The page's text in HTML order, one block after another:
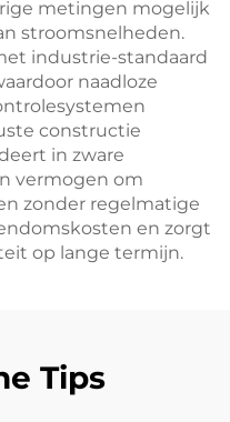
metingen mogelijk
stroomsnelheden.
industrie-standaard
naadloze
constructie
in zware
vermogen om
zonder regelmatige
en zorgt
op lange termijn.
Tips